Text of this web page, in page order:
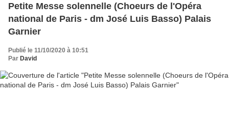
Petite Messe solennelle (Choeurs de l'Opéra
national de Paris - dm José Luis Basso) Palais
Garnier
Publié le 11/10/2020 à 10:51
Par David